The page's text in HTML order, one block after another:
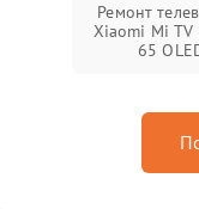
Ремонт
Xiaomi Mi TV
65